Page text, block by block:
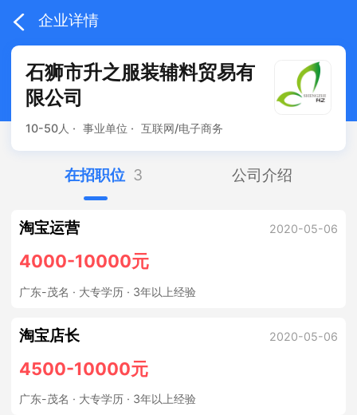
企业详情
石狮市升之服装辅料贸易有
限公司
10-50人 · 事业单位 · 互联网/电子商务
在招职位 3 公司介绍
淘宝运营 2020-05-06
4000-10000元
广东-茂名 · 大专学历 · 3年以上经验
淘宝店长 2020-05-06
4500-10000元
广东-茂名 · 大专学历 · 3年以上经验